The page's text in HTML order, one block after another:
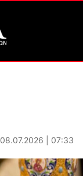
08.07.2026 | 07:33